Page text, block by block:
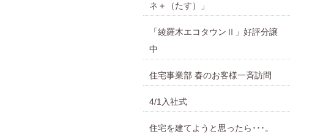
ネ＋（たす）」
「綾羅木エコタウンⅡ」好評分譲
中
住宅事業部 春のお客様一斉訪問
4/1入社式
住宅を建てようと思ったら･･･。